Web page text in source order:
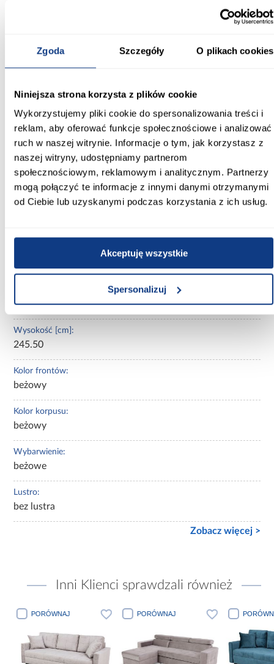
Zgoda Szczegóły O plikach cookies
Niniejsza strona korzysta z plików cookie
Wykorzystujemy pliki cookie do spersonalizowania treści i
reklam, aby oferować funkcje społecznościowe i analizować
ruch w naszej witrynie. Informacje o tym, jak korzystasz z
naszej witryny, udostępniamy partnerom
społecznościowym, reklamowym i analitycznym. Partnerzy
mogą połączyć te informacje z innymi danymi otrzymanymi
od Ciebie lub uzyskanymi podczas korzystania z ich usług.
Akceptuję wszystkie
Spersonalizuj
Szafa Como 2-120 kaszmir/złoty to praktyczne i estetyczne
sprawiają, że dobrze sprawdza się w codziennym użytkowaniu i
Informacje Transport Informacje o
Kształt:
proste
Rodzaj drzwi:
50.00
Wysokość [cm]:
245.50
Kolor frontów:
beżowy
Kolor korpusu:
beżowy
Wybarwienie:
beżowe
Lustro:
bez lustra
Zobacz więcej >
Inni Klienci sprawdzali również
PORÓWNAJ PORÓWNAJ